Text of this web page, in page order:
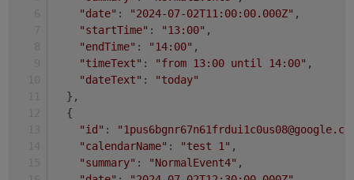
"date" : "2024-07-02T11:00:00.000Z" ,
"startTime" : "13:00" ,
"endTime" : "14:00" ,
"timeText" : "from 13:00 until 14:00" ,
"dateText" :
"today"
  },
  {
"id" :
"calendarName" : "test 1" ,
"summary" : "NormalEvent4" ,